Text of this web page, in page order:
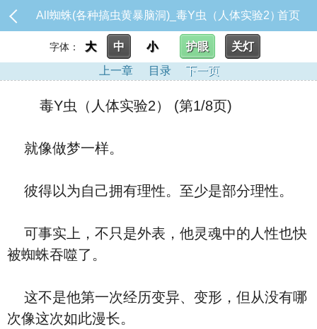
All蜘蛛(各种搞虫黄暴脑洞)_毒Y虫（人体实验2）首页
字体： 大 中 小 护眼
关灯
上一章
目录 下一页
毒Y虫（人体实验2） (第1/8页)
就像做梦一样。
彼得以为自己拥有理性。至少是部分理性。
可事实上，不只是外表，他灵魂中的人性也快
被蜘蛛吞噬了。
这不是他第一次经历变异、变形，但从没有哪
次像这次如此漫长。